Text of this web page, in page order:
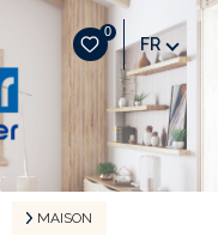
0
FR
MAISON